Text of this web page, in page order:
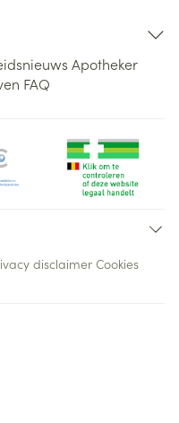
Apotheker
FAQ
disclaimer Cookies